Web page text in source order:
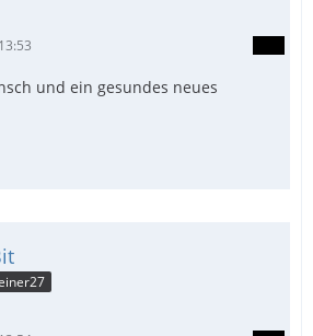
und ein gesundes neues